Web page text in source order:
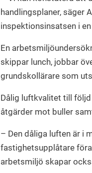
handlingsplaner, säger
inspektionsinsatsen i
En
skippar lunch, jobbar
grundskollärare som
Dålig luftkvalitet till
åtgärder mot buller
– Den dåliga luften är i
fastighetsupplåtare
arbetsmiljö skapar